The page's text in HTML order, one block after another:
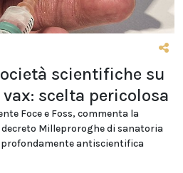
scientifiche su
scelta pericolosa
Foce e Foss, commenta la
decreto Milleproroghe di sanatoria
profondamente antiscientifica